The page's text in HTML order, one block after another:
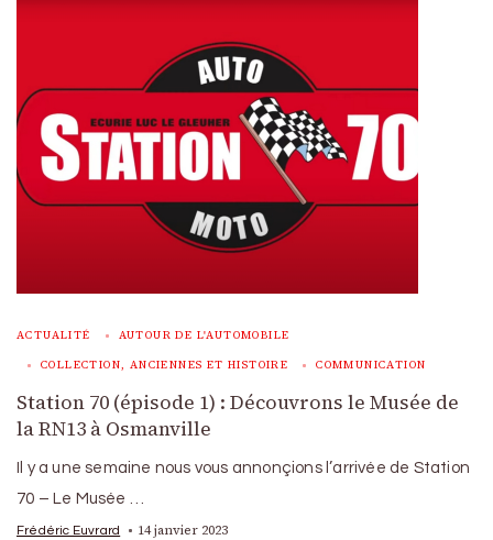
ACTUALITÉ AUTOUR DE L'AUTOMOBILE
COLLECTION, ANCIENNES ET HISTOIRE COMMUNICATION
Station 70 (épisode 1) : Découvrons le Musée de
la RN13 à Osmanville
Il y a une semaine nous vous annonçions l’arrivée de Station
70 – Le Musée …
Frédéric Euvrard 14 janvier 2023